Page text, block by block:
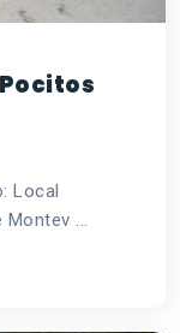
Local
...